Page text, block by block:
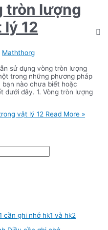
tròn lượng
lý 12
Maththorg
sử dụng vòng tròn lượng
trong những phương pháp
nào chưa biết hoặc
dưới đây. 1. Vòng tròn lượng
vật lý 12 Read More »
ghi nhớ hk1 và hk2